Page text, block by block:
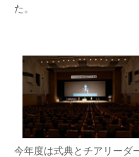
た。
今年度は式典とチアリーダ